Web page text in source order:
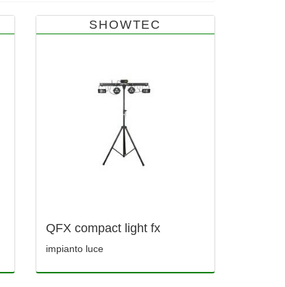
SHOWTEC
QFX compact light fx
impianto luce